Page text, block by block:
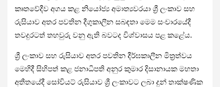
කෘතවේදීව අගය කළ නියෝජ්‍ය අමාත්‍යවරයා ශ්‍රී ලංකාව සහ
රුසියාව අතර පවතින දීගුකාලීන සබඳතා මෙම සංචාරයේදී
තවදුරටත් තහවුරු වනු ඇති බවටද විශ්වාසය පළ කළේය.
ශ්‍රී ලංකාව සහ රුසියාව අතර පවතින දීර්ඝකාලීන මිත්‍රත්වය
මෙහිදී සිහිපත් කළ ජනාධිපති අනුර කුමාර දිසානායක මහතා
අතීතයේදී සෝවියට් රුසියාව ශ්‍රී ලංකාවට ලබා දුන් තාක්ෂණික